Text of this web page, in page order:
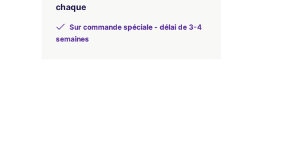
chaque
Sur commande spéciale - délai de 3-4
semaines